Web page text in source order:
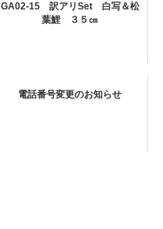
GA02-15 訳アリSet 白写＆松
葉鯉 ３５㎝
電話番号変更のお知らせ